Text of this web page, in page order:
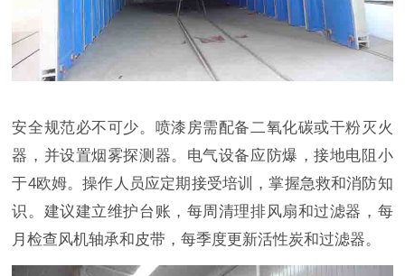
安全规范必不可少。喷漆房需配备二氧化碳或干粉灭火
器，并设置烟雾探测器。电气设备应防爆，接地电阻小
于4欧姆。操作人员应定期接受培训，掌握急救和消防知
识。建议建立维护台账，每周清理排风扇和过滤器，每
月检查风机轴承和皮带，每季度更新活性炭和过滤器。